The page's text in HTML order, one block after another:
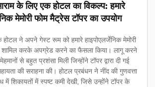
के लिए एक होटल का विकल्प: हमारे
मेमोरी फोम मैट्रेस टॉपर का उपयोग
ने अपने गेस्ट रूम को हमारे हाइपोएलर्जेनिक मेमोरी
शामिल करके अपग्रेड करने का फैसला किया। लागू करने
से बहुत प्रशंसा मिली जिन्होंने टॉपर द्वारा दी गई
की सराहना की। होटल प्रबंधन ने नींद की गुणवत्ता
शिकायतों में स्पष्ट कमी देखी, जिसे उन्होंने टॉपर के